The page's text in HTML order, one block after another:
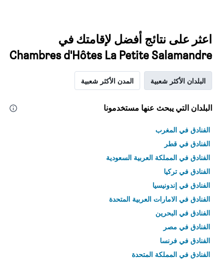
اعثر على نتائج أفضل لإقامتك في
Chambres d'Hôtes La Petite Salamandre
البلدان الأكثر شعبية المدن الأكثر شعبية
البلدان التي يبحث عنها مستخدمونا
الفنادق في المغرب
الفنادق في قطر
الفنادق في المملكة العربية السعودية
الفنادق في تركيا
الفنادق في إندونيسيا
الفنادق في الامارات العربية المتحدة
الفنادق في البحرين
الفنادق في مصر
الفنادق في فرنسا
الفنادق في المملكة المتحدة